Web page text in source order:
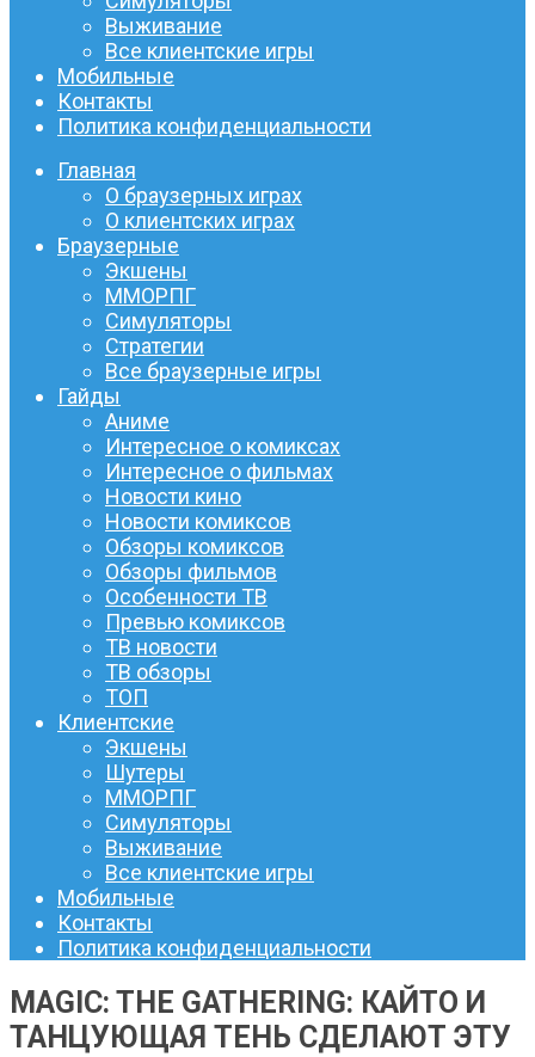
Выживание
Все клиентские игры
Мобильные
Контакты
Политика конфиденциальности
Главная
О браузерных играх
О клиентских играх
Браузерные
Экшены
ММОРПГ
Симуляторы
Стратегии
Все браузерные игры
Гайды
Аниме
Интересное о комиксах
Интересное о фильмах
Новости кино
Новости комиксов
Обзоры комиксов
Обзоры фильмов
Особенности ТВ
Превью комиксов
ТВ новости
ТВ обзоры
ТОП
Клиентские
Экшены
Шутеры
ММОРПГ
Симуляторы
Выживание
Все клиентские игры
Мобильные
Контакты
Политика конфиденциальности
MAGIC: THE GATHERING: КАЙТО И
ТАНЦУЮЩАЯ ТЕНЬ СДЕЛАЮТ ЭТУ